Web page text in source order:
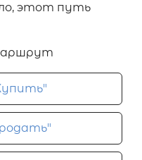
этот путь